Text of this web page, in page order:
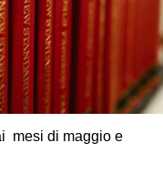
mesi di maggio e